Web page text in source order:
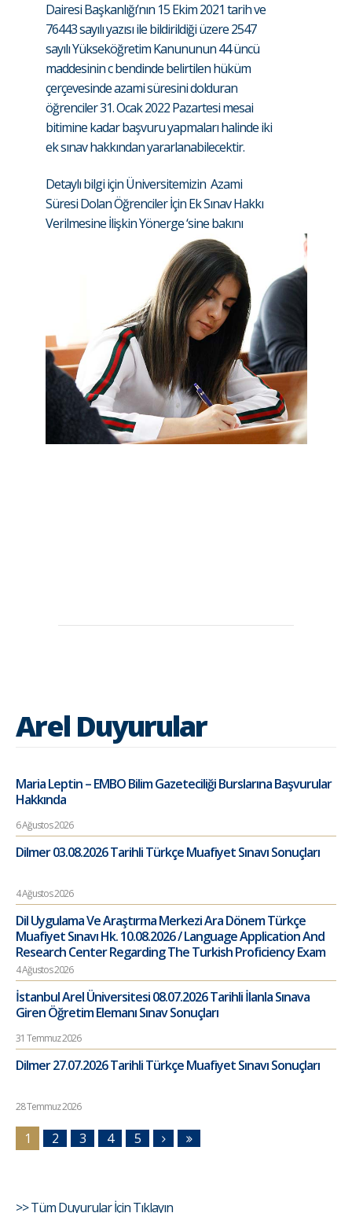
Dairesi Başkanlığı’nın 15 Ekim 2021 tarih ve
76443 sayılı yazısı ile bildirildiği üzere 2547
sayılı Yükseköğretim Kanununun 44 üncü
maddesinin c bendinde belirtilen hüküm
çerçevesinde azami süresini dolduran
öğrenciler 31. Ocak 2022 Pazartesi mesai
bitimine kadar başvuru yapmaları halinde iki
ek sınav hakkından yararlanabilecektir.
Detaylı bilgi için Üniversitemizin Azami
Süresi Dolan Öğrenciler İçin Ek Sınav Hakkı
Verilmesine İlişkin Yönerge‘sine bakını
Arel Duyurular
Maria Leptin – EMBO Bilim Gazeteciliği Burslarına Başvurular
Hakkında
6 Ağustos 2026
Dilmer 03.08.2026 Tarihli Türkçe Muafiyet Sınavı Sonuçları
4 Ağustos 2026
Dil Uygulama Ve Araştırma Merkezi Ara Dönem Türkçe
Muafiyet Sınavı Hk. 10.08.2026 / Language Application And
Research Center Regarding The Turkish Proficiency Exam
4 Ağustos 2026
İstanbul Arel Üniversitesi 08.07.2026 Tarihli İlanla Sınava
Giren Öğretim Elemanı Sınav Sonuçları
31 Temmuz 2026
Dilmer 27.07.2026 Tarihli Türkçe Muafiyet Sınavı Sonuçları
28 Temmuz 2026
1 2 3 4 5
>> Tüm Duyurular İçin Tıklayın